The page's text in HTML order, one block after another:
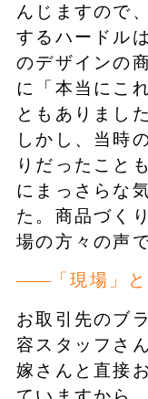
んじますので
するハードル
のデザインの
に「本当にこ
ともありました
しかし、当時
りだったこと
にまっさらな
た。商品づく
場の方々の声
「現場」
お取引先のブ
容スタッフさ
嫁さんと直接